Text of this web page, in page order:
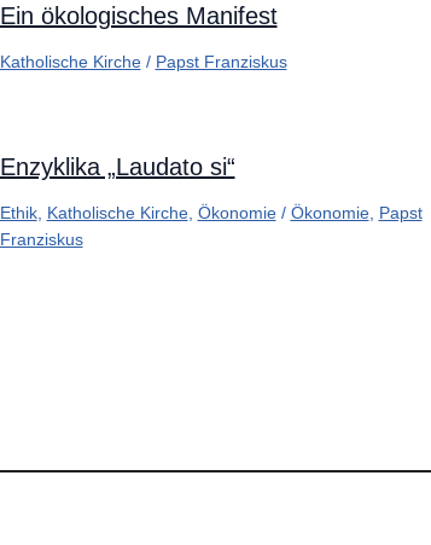
Ein ökologisches Manifest
Katholische Kirche/ Papst Franziskus
Enzyklika „Laudato si“
Ethik, Katholische Kirche, Ökonomie/ Ökonomie, Papst
Franziskus